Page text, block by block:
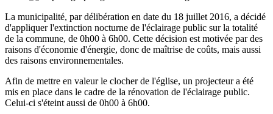
La municipalité, par délibération en date du 18 juillet 2016, a décidé
d'appliquer l'extinction nocturne de l'éclairage public sur la totalité
de la commune, de 0h00 à 6h00. Cette décision est motivée par des
raisons d'économie d'énergie, donc de maîtrise de coûts, mais aussi
des raisons environnementales.
Afin de mettre en valeur le clocher de l'église, un projecteur a été
mis en place dans le cadre de la rénovation de l'éclairage public.
Celui-ci s'éteint aussi de 0h00 à 6h00.